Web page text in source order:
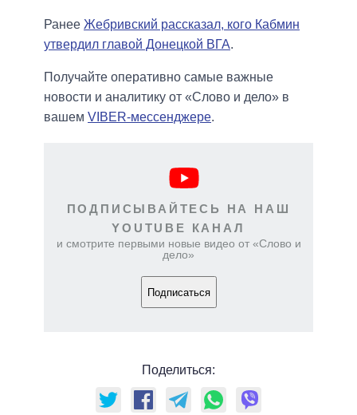
Ранее Жебривский рассказал, кого Кабмин
утвердил главой Донецкой ВГА.
Получайте оперативно самые важные
новости и аналитику от «Слово и дело» в
вашем VIBER-мессенджере.
ПОДПИСЫВАЙТЕСЬ НА НАШ
YOUTUBE КАНАЛ
и смотрите первыми новые видео от «Слово и
дело»
Подписаться
Поделиться: